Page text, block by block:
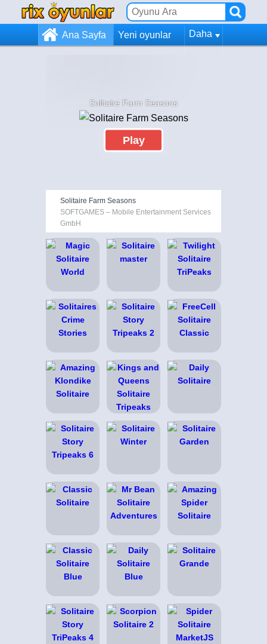
Ana Sayfa Yeni oyunlar Daha
Solitaire Farm Seasons
Play
Solitaire Farm Seasons
SOFTGAMES – Mobile Entertainment Services
GmbH